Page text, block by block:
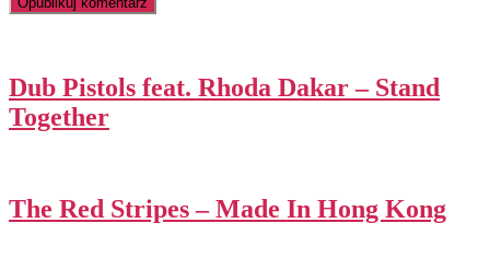
Dub Pistols feat. Rhoda Dakar – Stand
Together
The Red Stripes – Made In Hong Kong